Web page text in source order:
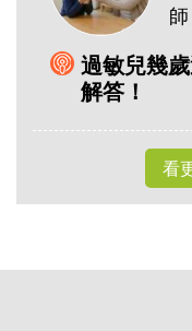
師
過敏兒幾
解答！
看